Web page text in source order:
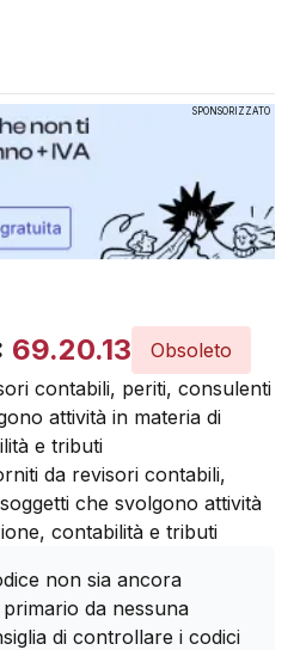
SPONSORIZZATO
69.20.13 Obsoleto
contabili, periti, consulenti
attività in materia di
e tributi
da revisori contabili,
che svolgono attività
contabilità e tributi
non sia ancora
da nessuna
di controllare i codici